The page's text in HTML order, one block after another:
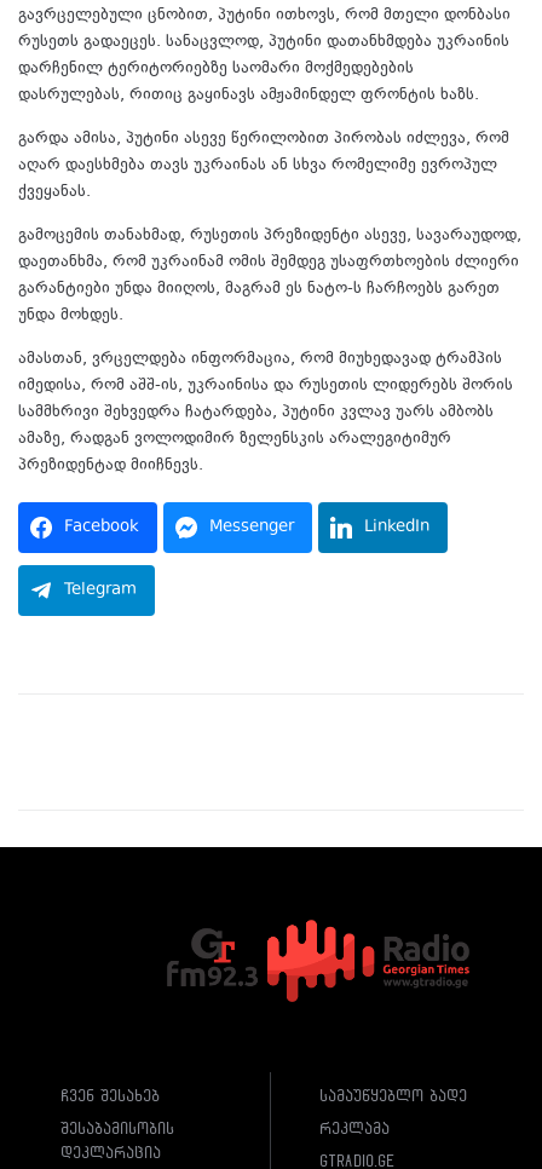
გავრცელებული ცნობით, პუტინი ითხოვს, რომ მთელი დონბასი
რუსეთს გადაეცეს. სანაცვლოდ, პუტინი დათანხმდება უკრაინის
დარჩენილ ტერიტორიებზე საომარი მოქმედებების
დასრულებას, რითიც გაყინავს ამჟამინდელ ფრონტის ხაზს.
გარდა ამისა, პუტინი ასევე წერილობით პირობას იძლევა, რომ
აღარ დაესხმება თავს უკრაინას ან სხვა რომელიმე ევროპულ
ქვეყანას.
გამოცემის თანახმად, რუსეთის პრეზიდენტი ასევე, სავარაუდოდ,
დაეთანხმა, რომ უკრაინამ ომის შემდეგ უსაფრთხოების ძლიერი
გარანტიები უნდა მიიღოს, მაგრამ ეს ნატო-ს ჩარჩოებს გარეთ
უნდა მოხდეს.
ამასთან, ვრცელდება ინფორმაცია, რომ მიუხედავად ტრამპის
იმედისა, რომ აშშ-ის, უკრაინისა და რუსეთის ლიდერებს შორის
სამმხრივი შეხვედრა ჩატარდება, პუტინი კვლავ უარს ამბობს
ამაზე, რადგან ვოლოდიმირ ზელენსკის არალეგიტიმურ
პრეზიდენტად მიიჩნევს.
Facebook Messenger LinkedIn
Telegram
ჩვენ შესახებ
შესაბამისობის
დეკლარაცია
სამაუწყებლო ბადე
რეკლამა
gtradio.ge